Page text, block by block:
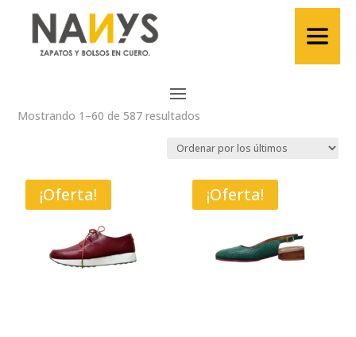
Mostrando 1–60 de 587 resultados
últimos
¡Oferta! ¡Oferta!